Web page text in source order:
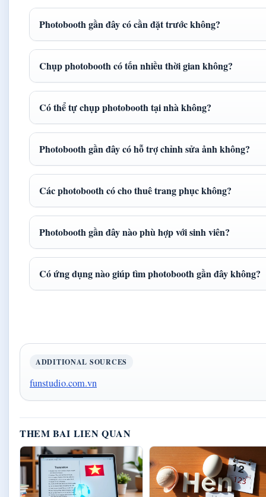
Photobooth gần đây có cần đặt trước không?
Chụp photobooth có tốn nhiều thời gian không?
Có thể tự chụp photobooth tại nhà không?
Photobooth gần đây có hỗ trợ chỉnh sửa ảnh không?
Các photobooth có cho thuê trang phục không?
Photobooth gần đây nào phù hợp với sinh viên?
Có ứng dụng nào giúp tìm photobooth gần đây không?
ADDITIONAL SOURCES
funstudio.com.vn
THEM BAI LIEN QUAN